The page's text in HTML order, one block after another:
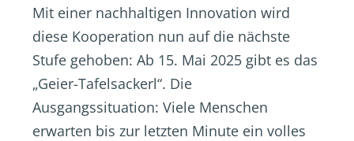
Mit einer nachhaltigen Innovation wird
diese Kooperation nun auf die nächste
Stufe gehoben: Ab 15. Mai 2025 gibt es das
„Geier-Tafelsackerl“. Die
Ausgangssituation: Viele Menschen
erwarten bis zur letzten Minute ein volles